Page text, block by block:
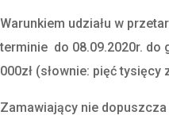
Warunkiem udziału w
terminie do 08.09.2020r.
000zł (słownie: pięć tysięcy
Zamawiający nie